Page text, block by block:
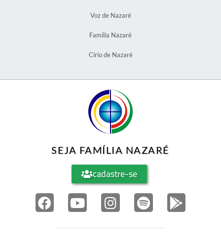
Voz de Nazaré
Família Nazaré
Círio de Nazaré
SEJA FAMÍLIA NAZARÉ
cadastre-se